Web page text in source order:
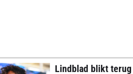
Lindblad blikt